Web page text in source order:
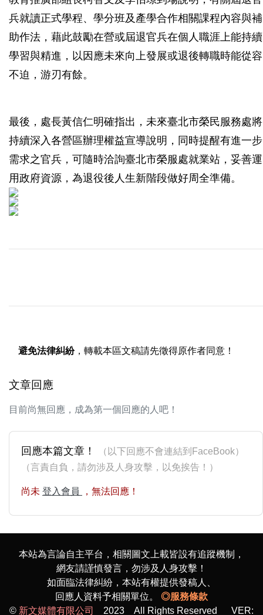
兵就讀正式學程、學分班及產學合作相關課程內容與補
助作法，藉此鼓勵在營或屆退官兵在個人職涯上能持續
學習與精進，以因應未來向上發展或退後轉職時能從容
不迫，游刃有餘。
最後，處長黃信仁明確指出，未來臺北市榮民服務處將
持續深入各營區辦理權益宣導說明，同時提醒有進一步
需求之官兵，可隨時洽詢臺北市榮服處就業站，妥善運
用政府資源，為退役後人生新階段做好周全準備。
避免法律糾紛，轉載本區文稿請先徵得原作者同意！
文章回應
目前尚無回應，成為第一個回應的人吧！
回應本篇文章！
（以下回應不會連結到FaceBook）
（言責自負，請勿涉及人身攻擊，以免挨告！）
尚未 登入會員 ，無法回應！
本站為言論自主平台，相關圖文上載皆設有追蹤機制，
網友請謹慎發言，勿涉及人身攻擊！
如面臨法律糾紛，本站有權提供發稿人、
回應人資料予相關單位。 ◎服務條款
© 新文媒體有限公司 2023 All Rights Reserved VER: